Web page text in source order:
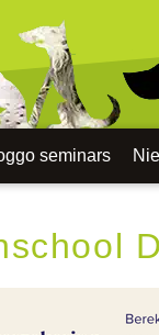
seminars